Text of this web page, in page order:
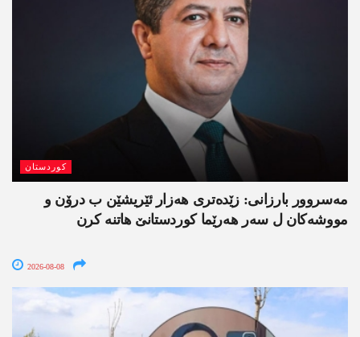
کوردستان
مەسروور بارزانی: زێدەتری ھەزار ئێریشێن ب درۆن و
مووشەکان ل سەر ھەرێما کوردستانێ ھاتنە کرن
2026-08-08